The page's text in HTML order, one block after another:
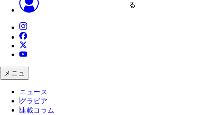
る
メニュ
ニュース
グラビア
連載コラム